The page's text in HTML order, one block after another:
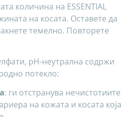
количина на ESSENTIAL
на косата. Оставете да
темелно. Повторете
pH-неутрална содржи
потекло:
: ги отстранува нечистотиите
на кожата и косата која